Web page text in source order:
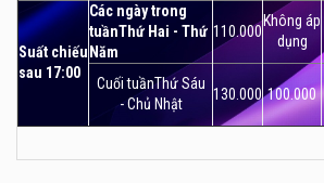
Suất chiếu
sau 17:00
Các ngày trong
tuầnThứ Hai - Thứ
Năm
110.000
Không áp
dụng
Cuối tuầnThứ Sáu
- Chủ Nhật
130.000 100.000